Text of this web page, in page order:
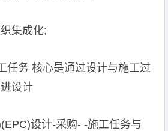
集成化;
任务 核心是通过设计与施工过
设计
设计-采购- -施工任务与